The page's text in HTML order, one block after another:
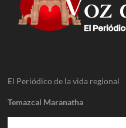
El Periódico de la vida regional
Temazcal Maranatha